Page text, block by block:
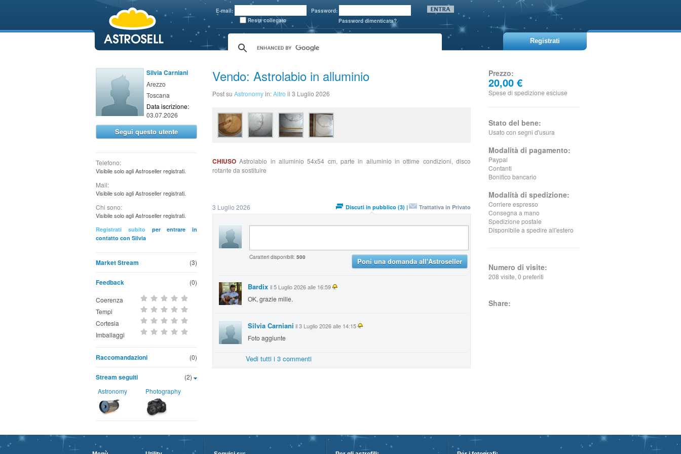
E-mail:
Password:
Resta collegato
Password dimenticata?
Registrati
Silvia Carniani
Arezzo
Toscana
Data iscrizione:
03.07.2026
Segui questo utente
Telefono:
Visibile solo agli Astroseller registrati.
Mail:
Visibile solo agli Astroseller registrati.
Chi sono:
Visibile solo agli Astroseller registrati.
Registrati subitoper entrare in
contatto con Silvia
(3)
Market Stream
Feedback (0)
Coerenza
Tempi
Cortesia
Imballaggi
(0)
Raccomandazioni
(2)
Stream seguiti
Astronomy Photography
Vendo: Astrolabio in alluminio
Post su Astronomyin:Altro il 3 Luglio 2026
CHIUSO Astrolabio in alluminio 54x54 cm, parte in alluminio in ottime condizioni, disco
rotante da sostituire
3 Luglio 2026 Discuti in pubblico (3) | Trattativa in Privato
Caratteri disponibili: 500 Poni una domanda all'Astroseller
Bardix il 5 Luglio 2026 alle 16:59
OK, grazie mille.
Silvia Carniani il 3 Luglio 2026 alle 14:15
Foto aggiunte
Vedi tutti i 3 commenti
Prezzo:
20,00 €
Spese di spedizione escluse
Stato del bene:
Usato con segni d'usura
Modalità di pagamento:
Paypal
Contanti
Bonifico bancario
Modalità di spedizione:
Corriere espresso
Consegna a mano
Spedizione postale
Disponibile a spedire all'estero
Numero di visite:
208 visite, 0 preferiti
Share: